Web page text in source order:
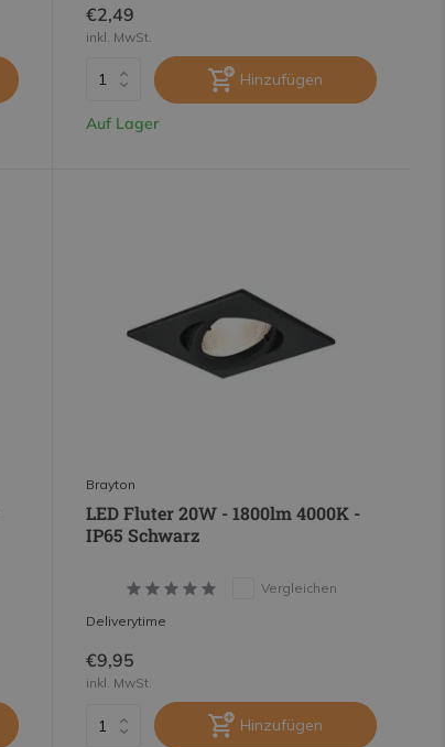
€2,49
inkl. MwSt.
Hinzufügen
Auf Lager
Brayton
LED Fluter 20W - 1800lm 4000K -
IP65 Schwarz
Vergleichen
Deliverytime
€9,95
inkl. MwSt.
Hinzufügen